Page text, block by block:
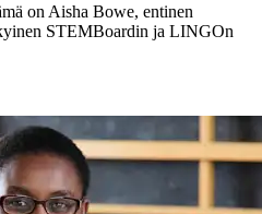
on Aisha Bowe, entinen
STEMBoardin ja LINGOn